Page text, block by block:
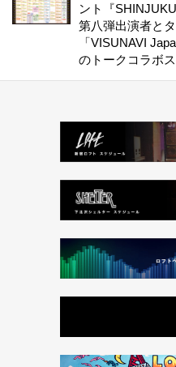
ント『
第八弾出演者と
「VISUNAVI
のトークコラボ